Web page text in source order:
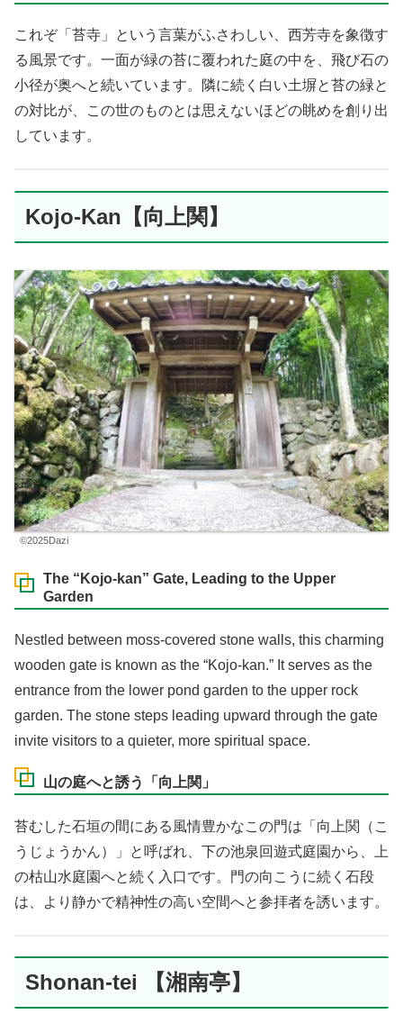
これぞ「苔寺」という言葉がふさわしい、西芳寺を象徴す
る風景です。一面が緑の苔に覆われた庭の中を、飛び石の
小径が奥へと続いています。隣に続く白い土塀と苔の緑と
の対比が、この世のものとは思えないほどの眺めを創り出
しています。
Kojo-Kan【向上関】
©2025Dazi
The “Kojo-kan” Gate, Leading to the Upper
Garden
Nestled between moss-covered stone walls, this charming
wooden gate is known as the “Kojo-kan.” It serves as the
entrance from the lower pond garden to the upper rock
garden. The stone steps leading upward through the gate
invite visitors to a quieter, more spiritual space.
山の庭へと誘う「向上関」
苔むした石垣の間にある風情豊かなこの門は「向上関（こ
うじょうかん）」と呼ばれ、下の池泉回遊式庭園から、上
の枯山水庭園へと続く入口です。門の向こうに続く石段
は、より静かで精神性の高い空間へと参拝者を誘います。
Shonan-tei 【湘南亭】